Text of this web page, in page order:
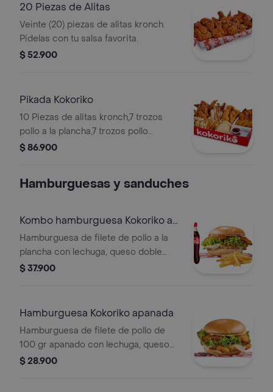
20 Piezas de Alitas
Veinte (20) piezas de alitas kronch.
Pidelas con tu salsa favorita.
$ 52.900
Pikada Kokoriko
10 Piezas de alitas kronch,7 trozos
pollo a la plancha,7 trozos pollo
apanado,tajadas de maduro,porcion
$ 86.900
Hamburguesas y sanduches
Kombo hamburguesa Kokoriko a
la plancha
Hamburguesa de filete de pollo a la
plancha con lechuga, queso doble
crema, maduritos y salsa
$ 37.900
Hamburguesa Kokoriko apanada
Hamburguesa de filete de pollo de
100 gr apanado con lechuga, queso
doble crema, maduritos y 1 salsa de tu
$ 28.900